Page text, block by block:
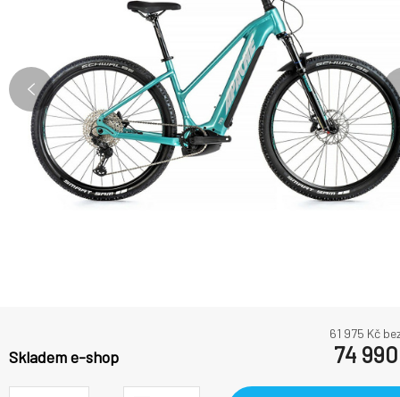
61 975 Kč
Skladem e-shop 74 990